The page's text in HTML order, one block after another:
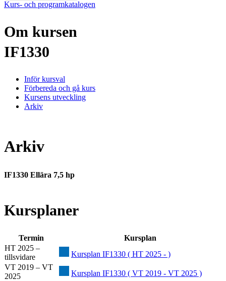
Kurs- och programkatalogen
Om kursen
IF1330
Inför kursval
Förbereda och gå kurs
Kursens utveckling
Arkiv
Arkiv
IF1330 Ellära 7,5 hp
Kursplaner
Termin
Kursplan
HT 2025 –
tillsvidare
Kursplan IF1330 ( HT 2025 - )
VT 2019 – VT
2025
Kursplan IF1330 ( VT 2019 - VT 2025 )